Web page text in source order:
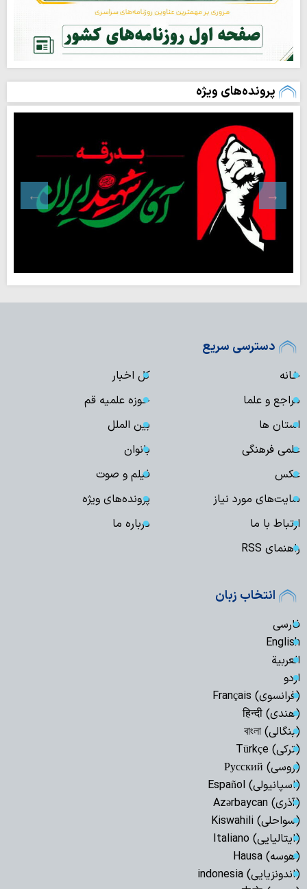
پرونده‌های ویژه
دسترسی سریع
خانه
کل اخبار
مراجع و علما
حوزه علمیه قم
استان ها
بین الملل
علمی فرهنگی
بانوان
عکس
فیلم و صوت
سایت‌های مورد نیاز
پرونده‌های ویژه
ارتباط با ما
درباره ما
راهنمای RSS
انتخاب زبان
فارسی
English
العربیة
اردو
(فرانسوی) Français
(هندی) हिन्दी
(بنگالی) বাংলা
(ترکی) Türkçe
(روسی) Русский
(اسپانیولی) Español
(آذری) Azərbaycan
(سواحلی) Kiswahili
(ایتالیایی) Italiano
(هوسه) Hausa
(اندونزیایی) indonesia